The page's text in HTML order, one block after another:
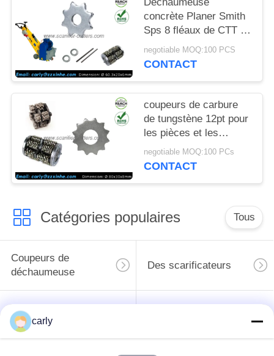
POLITIQUE
EN
MATIÈRE
PROTECTION
DE
LA
PRIVÉE
Déchaumeuse
concrète Planer Smith
Sps 8 fléaux de CTT de
coupeurs de carbure
de tungstène de Sps10
negotiable MOQ:100 PCS
CONTACT
coupeurs de carbure
de tungstène 12pt pour
les pièces et les
accessoires extérieurs
de déchaumeuse de
negotiable MOQ:100 PCs
CONTACT
Catégories populaires Tous
Coupeurs de
déchaumeuse
Des scarificateurs
Les scarificateurs,
les puits et les
espaceurs
carly